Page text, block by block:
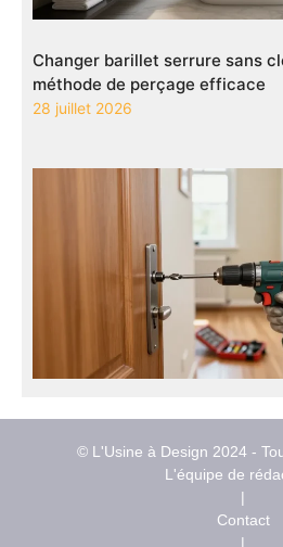
Changer barillet serrure sans
méthode de perçage efficace
28 juillet 2026
© L'Usine à Design 2024 -
L'équipe de
|
Contact
|